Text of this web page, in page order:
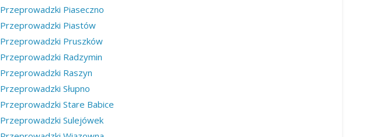
Przeprowadzki Piaseczno
Przeprowadzki Piastów
Przeprowadzki Pruszków
Przeprowadzki Radzymin
Przeprowadzki Raszyn
Przeprowadzki Słupno
Przeprowadzki Stare Babice
Przeprowadzki Sulejówek